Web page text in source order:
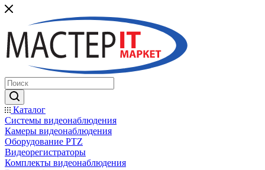
Каталог
Системы видеонаблюдения
Камеры видеонаблюдения
Оборудование PTZ
Видеорегистраторы
Комплекты видеонаблюдения